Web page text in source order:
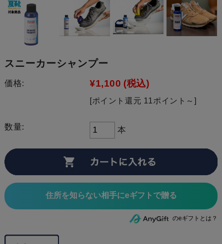
スニーカーシャンプー
価格: ¥1,100 (税込)
[ポイント還元 11ポイント～]
数量: 本
住所を知らない相手にeギフトで贈る
のeギフトとは？